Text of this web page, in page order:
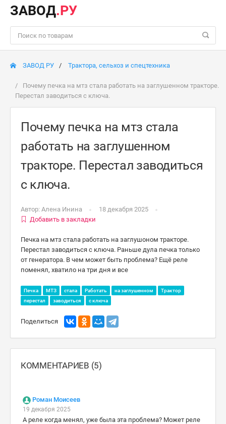
ЗАВОД.РУ
ЗАВОД РУ Трактора, сельхоз и спецтехника
Почему печка на мтз стала работать на заглушенном тракторе.
Перестал заводиться с ключа.
Почему печка на мтз стала
работать на заглушенном
тракторе. Перестал заводиться
с ключа.
Автор: Алена Инина
18 декабря 2025
Добавить в закладки
Печка на мтз стала работать на заглушоном тракторе.
Перестал заводиться с ключа. Раньше дула печка только
от генератора. В чем может быть проблема? Ещё реле
поменял, хватило на три дня и все
Печка МТЗ стала Работать на заглушенном
Трактор
перестал
заводиться с ключа
Поделиться
КОММЕНТАРИЕВ (5)
Роман Моисеев
19 декабря 2025
А реле когда менял, уже была эта проблема? Может реле